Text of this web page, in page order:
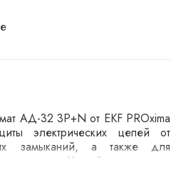
АД-32 3P+N от EKF PROxima
электрических цепей от
замыканий, а также для
тока. Устройство имеет
чувствительность 30мА.